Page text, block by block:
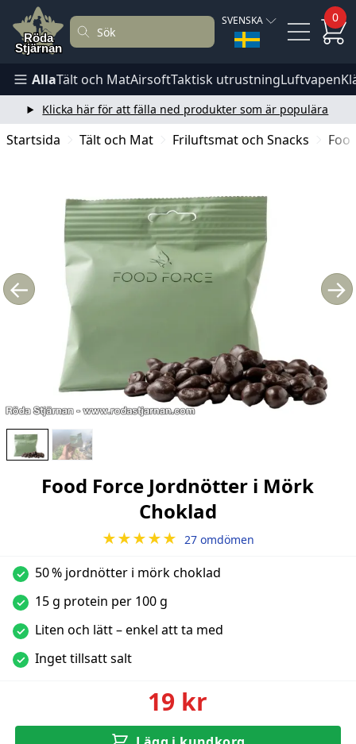
SVENSKA 0
AllaTält och MatAirsoftTaktisk utrustningLuftvapen
Klicka här för att fälla ned produkter som är populära
Startsida Tält och Mat Friluftsmat och Snacks
← →
Food Force Jordnötter i Mörk
Choklad
★★★★★ 27 omdömen
✓ 50 % jordnötter i mörk choklad
✓ 15 g protein per 100 g
✓ Liten och lätt – enkel att ta med
✓ Inget tillsatt salt
19 kr